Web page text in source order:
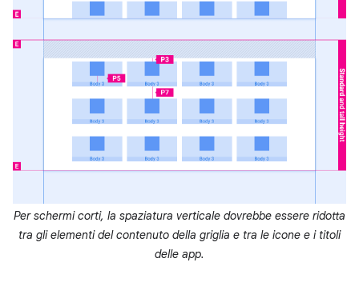
Per schermi corti, la spaziatura verticale dovrebbe essere ridotta
tra gli elementi del contenuto della griglia e tra le icone e i titoli
delle app.